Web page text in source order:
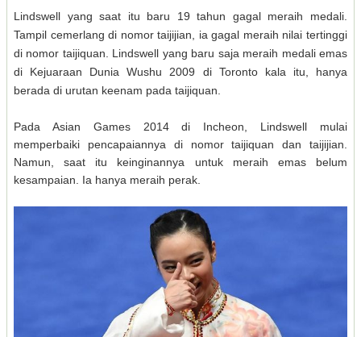
Lindswell yang saat itu baru 19 tahun gagal meraih medali.
Tampil cemerlang di nomor taijijian, ia gagal meraih nilai tertinggi
di nomor taijiquan. Lindswell yang baru saja meraih medali emas
di Kejuaraan Dunia Wushu 2009 di Toronto kala itu, hanya
berada di urutan keenam pada taijiquan.
Pada Asian Games 2014 di Incheon, Lindswell mulai
memperbaiki pencapaiannya di nomor taijiquan dan taijijian.
Namun, saat itu keinginannya untuk meraih emas belum
kesampaian. Ia hanya meraih perak.